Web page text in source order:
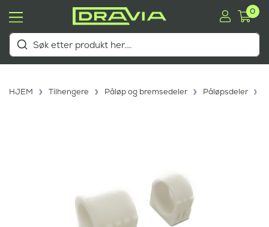
0
HJEM Tilhengere Påløp og bremsedeler Påløpsdeler